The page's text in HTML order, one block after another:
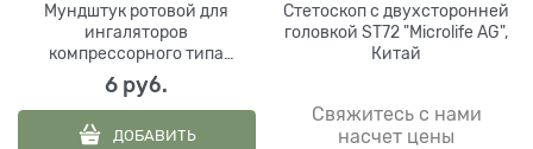
Мундштук ротовой для
ингаляторов
компрессорного типа
Microlife Neb 10b, Neb 50A
6 руб.
ДОБАВИТЬ
Стетоскоп с двухсторонней
головкой ST72 "Microlife AG",
Китай
Свяжитесь с нами
насчет цены